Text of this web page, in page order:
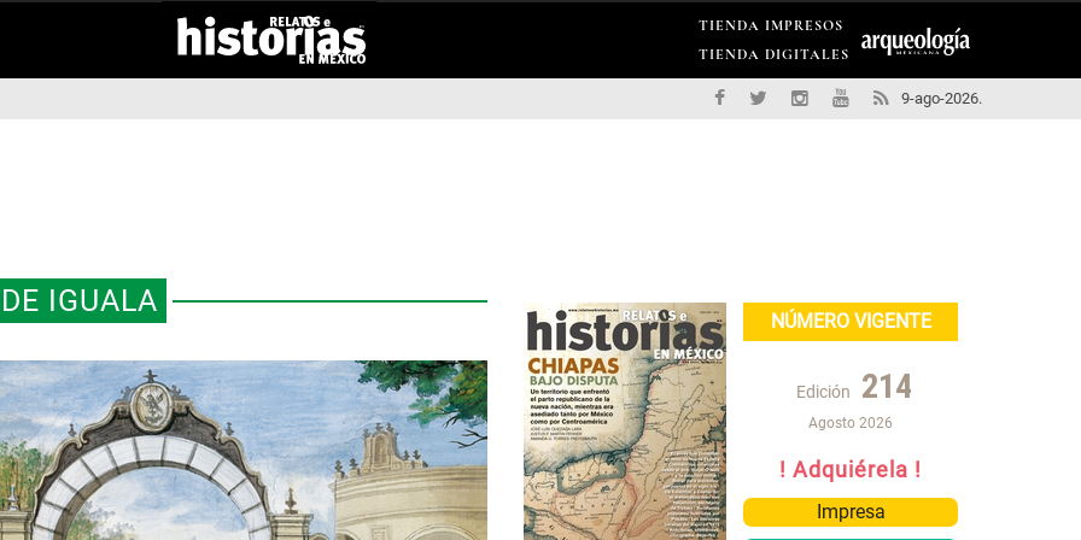
TIENDA IMPRESOS
TIENDA DIGITALES
9-ago-2026.
IGUALA
NÚMERO VIGENTE
Edición 214
Agosto 2026
! Adquiérela !
Impresa